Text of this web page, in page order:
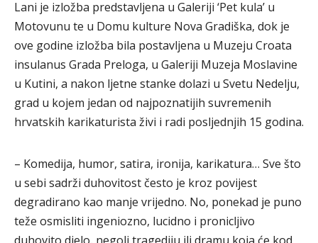
Lani je izložba predstavljena u Galeriji ‘Pet kula’ u
Motovunu te u Domu kulture Nova Gradiška, dok je
ove godine izložba bila postavljena u Muzeju Croata
insulanus Grada Preloga, u Galeriji Muzeja Moslavine
u Kutini, a nakon ljetne stanke dolazi u Svetu Nedelju,
grad u kojem jedan od najpoznatijih suvremenih
hrvatskih karikaturista živi i radi posljednjih 15 godina.
– Komedija, humor, satira, ironija, karikatura… Sve što
u sebi sadrži duhovitost često je kroz povijest
degradirano kao manje vrijedno. No, ponekad je puno
teže osmisliti ingeniozno, lucidno i pronicljivo